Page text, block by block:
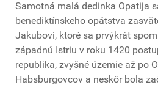
Samotná malá dedinka Opatija
benediktínskeho opátstva
Jakubovi, ktoré sa prvýkrát
západnú Istriu v roku 1420
republika, zvyšné územie až po
Habsburgovcov a neskôr bola